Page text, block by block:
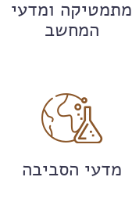
מתמטיקה ומדעי
המחשב
מדעי הסביבה